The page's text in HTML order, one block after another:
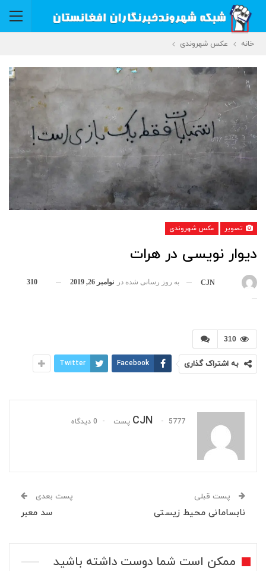
خانه عکس شهروندی
تصویر عکس شهروندی
دیوار نویسی در هرات
CJN به روز رسانی شده در نوامبر 26, 2019 310
310
به اشتراک گذاری Facebook
Twitter
CJN 5777 پست 0 دیدگاه
پست قبلی
نابسامانی محیط زیستی
پست بعدی
سد معبر
ممکن است شما دوست داشته باشید